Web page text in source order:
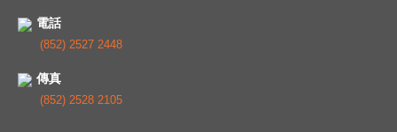
電話
(852) 2527 2448
傳真
(852) 2528 2105